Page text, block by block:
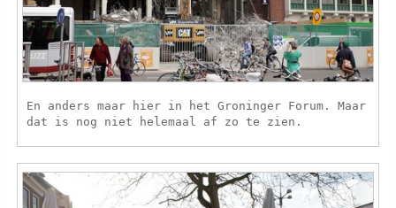
En anders maar hier in het Groninger Forum. Maar
dat is nog niet helemaal af zo te zien.